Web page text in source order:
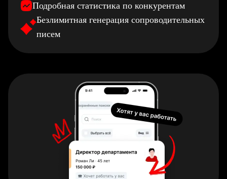
Подробная статистика по конкурентам
Безлимитная генерация сопроводительных
писем